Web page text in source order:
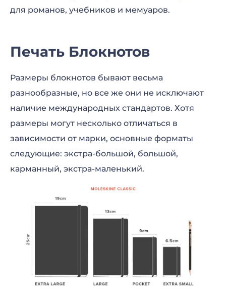
для романов, учебников и мемуаров.
Печать Блокнотов
Размеры блокнотов бывают весьма
разнообразные, но все же они не исключают
наличие международных стандартов. Хотя
размеры могут несколько отличаться в
зависимости от марки, основные форматы
следующие: экстра-большой, большой,
карманный, экстра-маленький.